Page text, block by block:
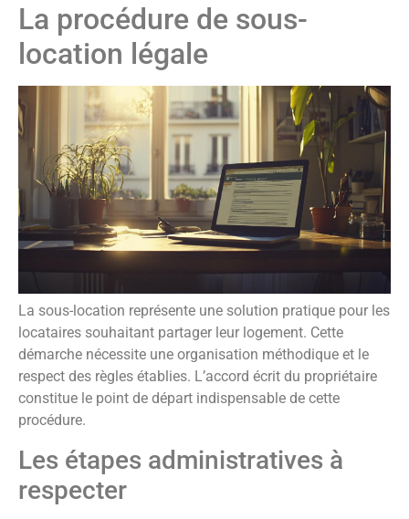
La procédure de sous-
location légale
La sous-location représente une solution pratique pour les
locataires souhaitant partager leur logement. Cette
démarche nécessite une organisation méthodique et le
respect des règles établies. L’accord écrit du propriétaire
constitue le point de départ indispensable de cette
procédure.
Les étapes administratives à
respecter